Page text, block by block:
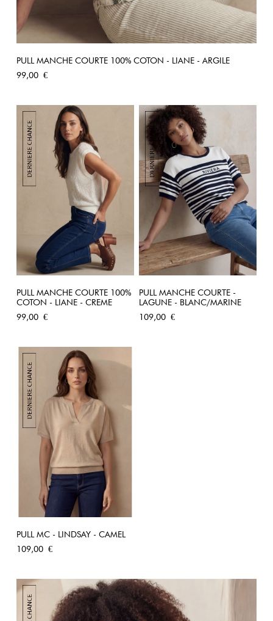
PULL MANCHE COURTE 100% COTON - LIANE - ARGILE
Prix
99,00 €
PULL MANCHE COURTE 100%
COTON - LIANE - CREME
Prix
99,00 €
PULL MANCHE COURTE -
LAGUNE - BLANC/MARINE
Prix
109,00 €
PULL MC - LINDSAY - CAMEL
Prix
109,00 €